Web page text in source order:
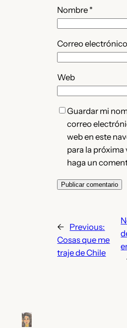
Nombre *
Correo electrónico
Web
Guardar mi
correo
web en este
para la próxima
haga un
← Previous:
Cosas que me
traje de Chile